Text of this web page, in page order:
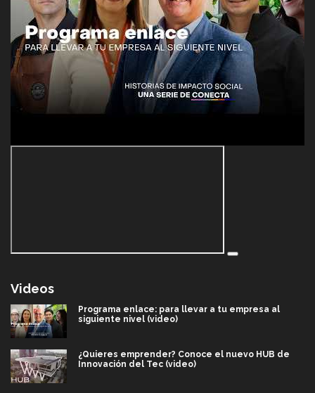
Videos
Programa enlace: para llevar a tu empresa al
siguiente nivel (video)
¿Quieres emprender? Conoce el nuevo HUB de
Innovación del Tec (video)